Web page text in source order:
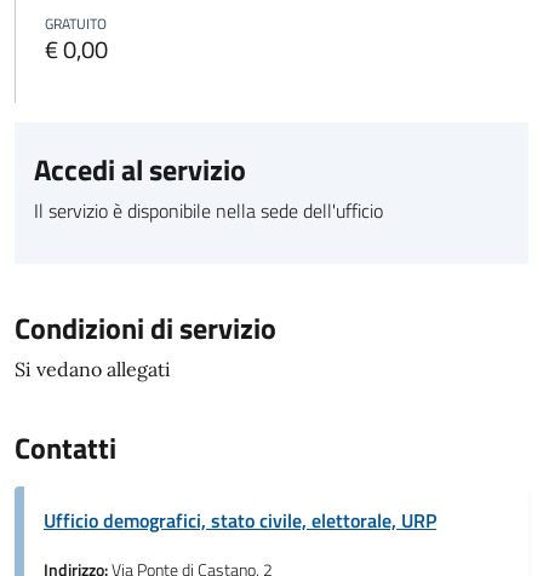
GRATUITO
€ 0,00
Accedi al servizio
Il servizio è disponibile nella sede dell'ufficio
Condizioni di servizio
Si vedano allegati
Contatti
Ufficio demografici, stato civile, elettorale, URP
Indirizzo:Via Ponte di Castano, 2